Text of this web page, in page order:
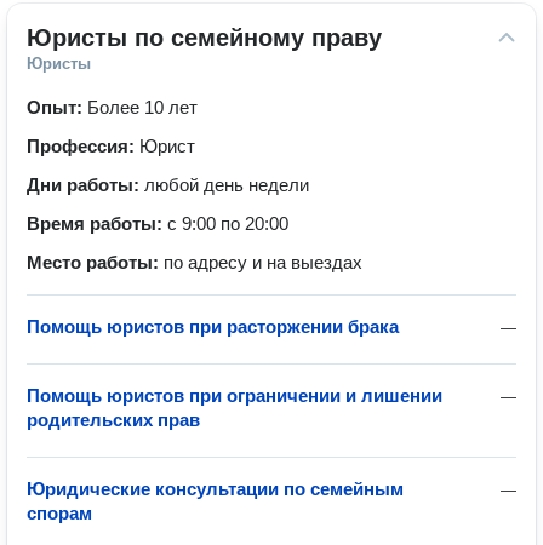
Юристы по семейному праву
Юристы
Опыт: Более 10 лет
Профессия: Юрист
Дни работы: любой день недели
Время работы: с 9:00 по 20:00
Место работы: по адресу и на выездах
—
Помощь юристов при расторжении брака
—
Помощь юристов при ограничении и лишении
родительских прав
—
Юридические консультации по семейным
спорам